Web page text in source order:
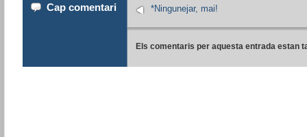
Cap comentari *Ningunejar, mai!
Els comentaris per aquesta entrada estan